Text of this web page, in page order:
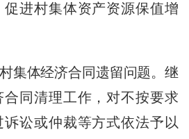
进村集体资产资源保值增
集体经济合同遗留问题。继
同清理工作，对不按要求
讼或仲裁等方式依法予以